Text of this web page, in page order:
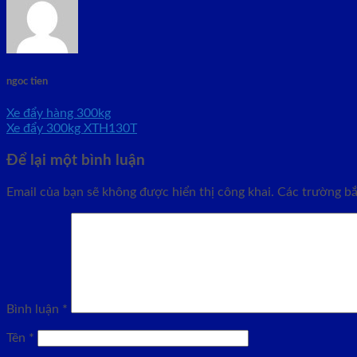
ngoc tien
Xe đẩy hàng 300kg
Xe đẩy 300kg XTH130T
Để lại một bình luận
Email của bạn sẽ không được hiển thị công khai. Các trường
Bình luận *
Tên *